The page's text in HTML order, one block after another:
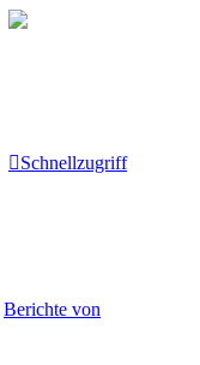
Schnellzugriff
Berichte von